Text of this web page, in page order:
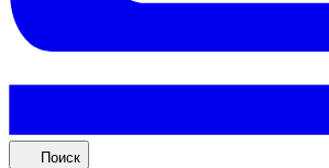
Поиск